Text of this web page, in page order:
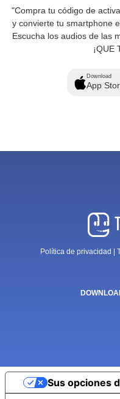
"Compra tu código de
y convierte tu smartphone
Escucha los audios de las
¡QUE
Download
App
Política de privacidad
Sus opciones